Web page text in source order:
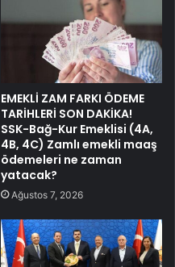
EMEKLİ ZAM FARKI ÖDEME
TARİHLERİ SON DAKİKA!
SSK-Bağ-Kur Emeklisi (4A,
4B, 4C) Zamlı emekli maaş
ödemeleri ne zaman
yatacak?
Ağustos 7, 2026